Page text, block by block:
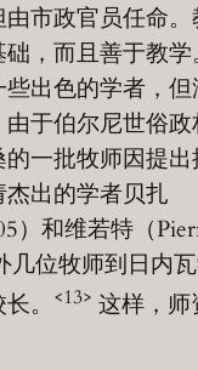
市政官员任命。
，而且善于教学
出色的学者，但
于伯尔尼世俗政
一批牧师因提出
出的学者贝扎
）和维若特（
几位牧师到日内
。
<13> 这样，师